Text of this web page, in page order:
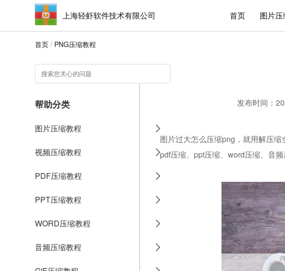
上海轻虾软件技术有限公司 首页 图片
首页 / PNG压缩教程
帮助分类
图片压缩教程
视频压缩教程
PDF压缩教程
PPT压缩教程
WORD压缩教程
音频压缩教程
发布时间：
图片过大怎么压缩png，就用解压缩
pdf压缩、ppt压缩、word压缩、音